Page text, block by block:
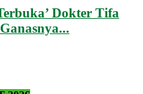
Dokter Tifa